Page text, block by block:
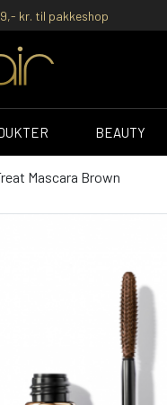
kr. til pakkeshop
BEAUTY
Mascara Brown